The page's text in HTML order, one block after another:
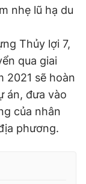
nhẹ lũ hạ du
Thủy lợi 7,
qua giai
2021 sẽ hoàn
án, đưa vào
của nhân
phương.